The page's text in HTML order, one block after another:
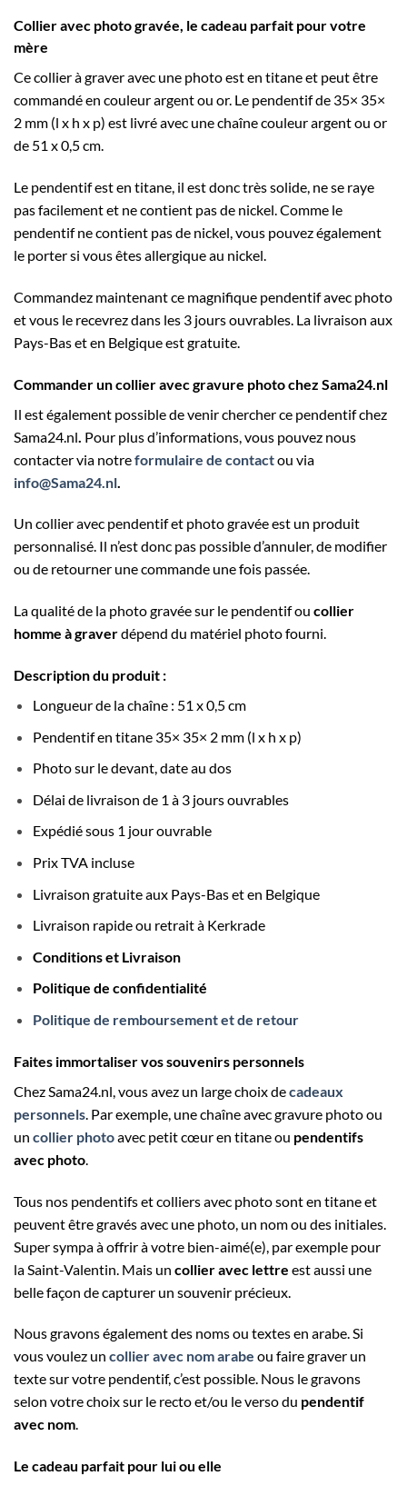
Collier avec photo gravée, le cadeau parfait pour votre
mère
Ce collier à graver avec une photo est en titane et peut être
commandé en couleur argent ou or. Le pendentif de 35× 35×
2 mm (l x h x p) est livré avec une chaîne couleur argent ou or
de 51 x 0,5 cm.
Le pendentif est en titane, il est donc très solide, ne se raye
pas facilement et ne contient pas de nickel. Comme le
pendentif ne contient pas de nickel, vous pouvez également
le porter si vous êtes allergique au nickel.
Commandez maintenant ce magnifique pendentif avec photo
et vous le recevrez dans les 3 jours ouvrables. La livraison aux
Pays-Bas et en Belgique est gratuite.
Commander un collier avec gravure photo chez Sama24.nl
Il est également possible de venir chercher ce pendentif chez
Sama24.nl Pour plus d’informations, vous pouvez nous
contacter via notreformulaire de contactou via
info@Sama24.nl
Un collier avec pendentif et photo gravée est un produit
personnalisé. Il n’est donc pas possible d’annuler, de modifier
ou de retourner une commande une fois passée.
La qualité de la photo gravée sur le pendentif ou collier
homme à graverdépend du matériel photo fourni.
Description du produit :
Longueur de la chaîne : 51 x 0,5 cm
Pendentif en titane 35× 35× 2 mm (l x h x p)
Photo sur le devant, date au dos
Délai de livraison de 1 à 3 jours ouvrables
Expédié sous 1 jour ouvrable
Prix TVA incluse
Livraison gratuite aux Pays-Bas et en Belgique
Livraison rapide ou retrait à Kerkrade
Conditions et Livraison
Politique de confidentialité
Politique de remboursement et de retour
Faites immortaliser vos souvenirs personnels
Chez Sama24.nl, vous avez un large choix decadeaux
personnels . Par exemple, une chaîne avec gravure photo ou
un collier photoavec petit cœur en titane ou pendentifs
avec photo
Tous nos pendentifs et colliers avec photo sont en titane et
peuvent être gravés avec une photo, un nom ou des initiales.
Super sympa à offrir à votre bien-aimé(e), par exemple pour
la Saint-Valentin. Mais un collier avec lettre est aussi une
belle façon de capturer un souvenir précieux.
Nous gravons également des noms ou textes en arabe. Si
vous voulez un collier avec nom arabe ou faire graver un
texte sur votre pendentif, c’est possible. Nous le gravons
selon votre choix sur le recto et/ou le verso du pendentif
avec nom.
Le cadeau parfait pour lui ou elle